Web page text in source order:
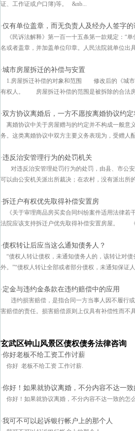
证、工作证或户口簿)等。 &nb...
·仅有单位盖章，而无负责人及经办人签字
《民诉法解释》第一百一十五条第一款规定：“
名或者盖章，并加盖单位印章。人民法院就单位出
·城市房屋拆迁的补偿与安置
1.房屋拆迁补偿的对象和范围 修改后的《城市
有权人。 房屋拆迁补偿的范围是被拆除的合法房
·双方协议离婚后，一方不愿按离婚协议约
离婚协议中关于房屋赠与的约定并不构成一般意
务。这类离婚协议中双方主要义务表现为，受赠人
·违反治安管理行为的处罚机关
对违反治安管理处罚行为的处罚，由县、市公
可以由公安机关派出所裁决；在农村，没有派出所
·拆迁户有权优先取得补偿安置房
《关于审理商品房买卖合同纠纷案件适用法律
法院应该支持拆迁户优先取得补偿安置房屋。 《
·债权转让后应当这么通知债务人？
“债权人转让债权，未通知债务人的，该转让对
外。”“债权人转让全部或者部分债权，未通知保证
·定金与违约金条款在违约赔偿中的应用
违约损害赔偿，是指合同一方当事人因不履行
害赔偿的责任。损害赔偿原则上仅具有补偿性而不
玄武区钟山风景区债权债务法律咨询
·你好老板不给工资工作讨薪
你好 老板不给工资 工作讨薪.
·你好！如果就协议离婚，不分内容不达一
你好！如果就协议离婚，不分内容不达一致的怎
·我可不可以起诉银行帐户上的那个人